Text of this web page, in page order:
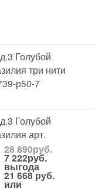
Голубой
три нити
р50-7
Голубой
арт.
28 890руб.
7 222руб.
выгода
21 668 руб.
или